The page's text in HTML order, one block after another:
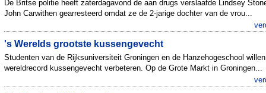
De Britse politie heeft zaterdagavond de aan drugs verslaafde Lindsey
John Carwithen gearresteerd omdat ze de 2-jarige dochter van de vrou...
's Werelds grootste kussengevecht
Studenten van de Rijksuniversiteit Groningen en de Hanzehogeschool
wereldrecord kussengevecht verbeteren. Op de Grote Markt in Groningen...